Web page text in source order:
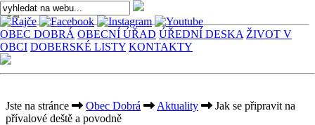
OBEC DOBRÁ OBECNÍ ÚŘAD ÚŘEDNÍ DESKA ŽIVOT V
OBCI DOBERSKÉ LISTY KONTAKTY
Jste na stránce Obec Dobrá Aktuality
Jak se připravit na
přívalové deště a povodně